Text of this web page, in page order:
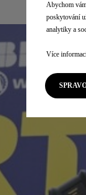
Abychom
poskytování
analytiky a
Více